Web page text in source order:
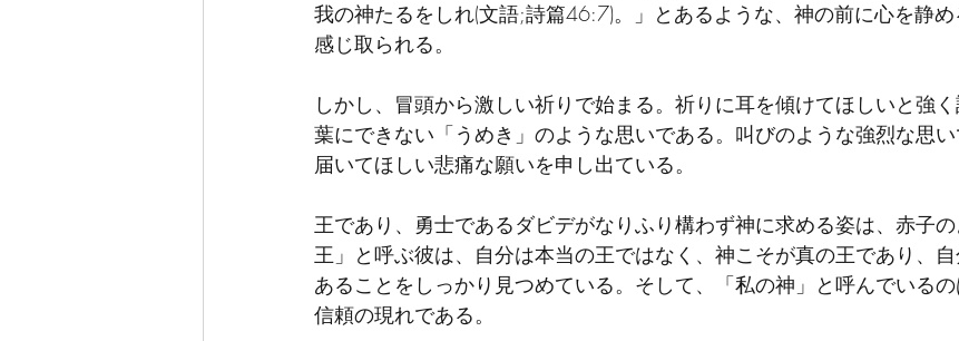
我の神たるをしれ(文語;詩篇46:7)。」とあるような、神の前に心を静
感じ取られる。
しかし、冒頭から激しい祈りで始まる。祈りに耳を傾けてほしいと強
葉にできない「うめき」のような思いである。叫びのような強烈な思
届いてほしい悲痛な願いを申し出ている。
王であり、勇士であるダビデがなりふり構わず神に求める姿は、赤子
王」と呼ぶ彼は、自分は本当の王ではなく、神こそが真の王であり、
あることをしっかり見つめている。そして、「私の神」と呼んでいる
信頼の現れである。